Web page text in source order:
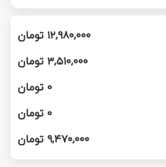
۱۲,۹۸۰,۰۰۰ تومان
۳,۵۱۰,۰۰۰تومان
0تومان
0تومان
۹,۴۷۰,۰۰۰تومان